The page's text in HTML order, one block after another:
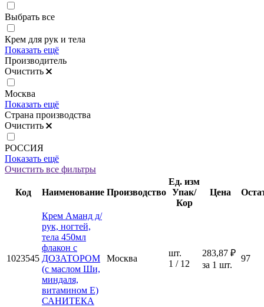
Выбрать все
Крем для рук и тела
Показать ещё
Производитель
Очистить
Москва
Показать ещё
Страна производства
Очистить
РОССИЯ
Показать ещё
Очистить все фильтры
Код Наименование Производство
Ед. изм
Упак/
Кор
Цена
1023545
Крем Аманд д/
рук, ногтей,
тела 450мл
флакон с
ДОЗАТОРОМ
(с маслом Ши,
миндаля,
витамином Е)
САНИТЕКА
Москва
шт.
1 / 12
283,87 ₽
за 1 шт.
97